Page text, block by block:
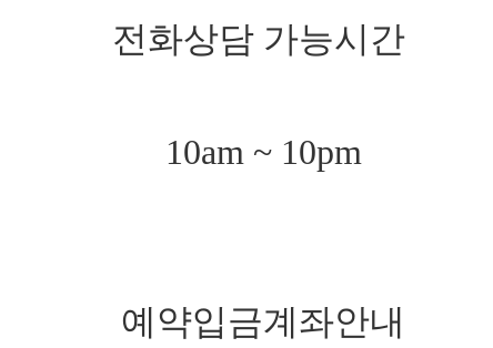
전화상담 가능시간
10am ~ 10pm
예약입금계좌안내